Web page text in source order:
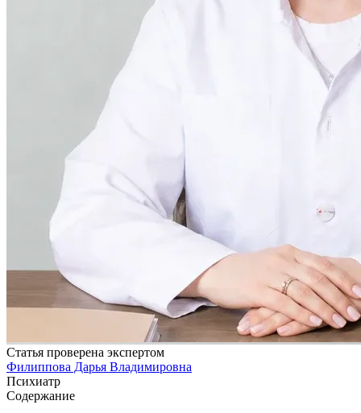
Статья проверена экспертом
Филиппова Дарья Владимировна
Психиатр
Содержание